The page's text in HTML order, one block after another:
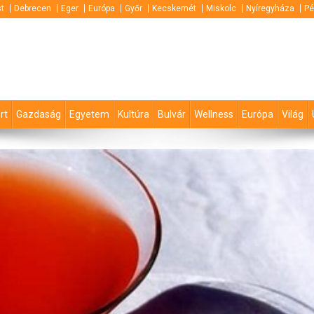
Debrecen Eger Európa Győr Kecskemét Miskolc Nyíregyháza
Gazdaság Egyetem Kultúra Bulvár Wellness Európa Világ